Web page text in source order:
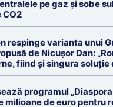
pe gaz și sobe
respinge varianta unui
de Nicușor Dan:
fiind și singura soluție
programul
milioane de euro pentru